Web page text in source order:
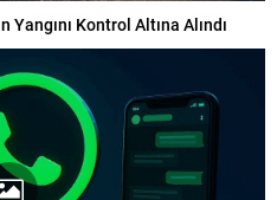
Yangını Kontrol Altına Alındı